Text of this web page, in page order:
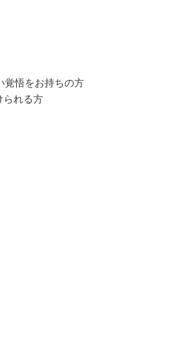
覚悟をお持ちの方
られる方